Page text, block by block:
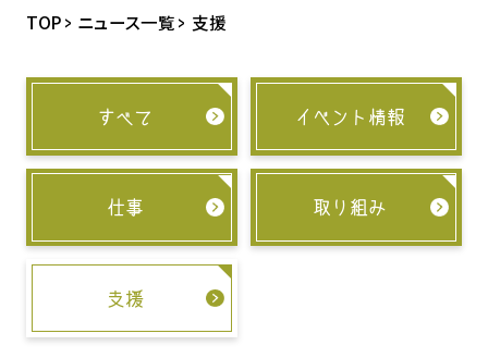
TOP ニュース一覧 支援
すべて イベント情報
仕事 取り組み
支援